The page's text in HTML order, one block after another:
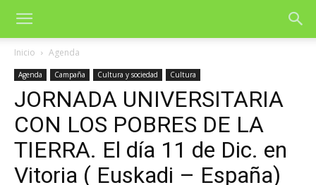
Inicio Agenda
Agenda Campaña Cultura y sociedad Cultura
JORNADA UNIVERSITARIA
CON LOS POBRES DE LA
TIERRA. El día 11 de Dic. en
Vitoria ( Euskadi – España)